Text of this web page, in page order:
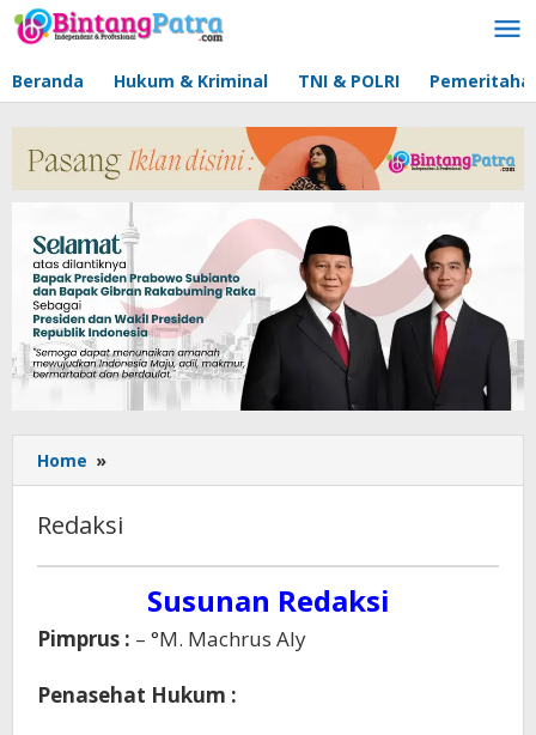
Lewati
ke
Beranda Hukum & Kriminal TNI & POLRI
Home »
Redaksi
2024
Admin
Susunan Redaksi
Pimprus : – °M. Machrus Aly
Penasehat Hukum :